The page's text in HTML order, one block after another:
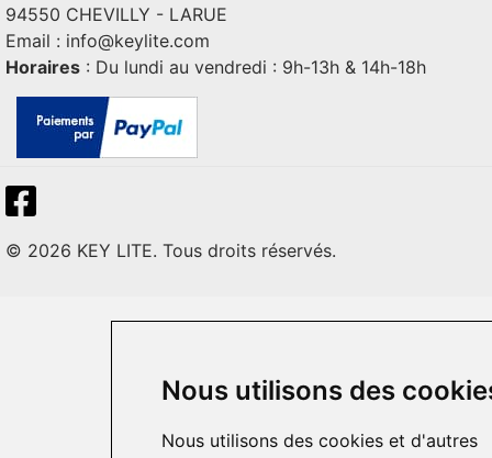
Nous utilisons des
Nous utilisons des cookies et d'autres
94550 CHEVILLY - LARUE
Email : info@keylite.com
Horaires : Du lundi au vendredi : 9h-13h & 14h-18h
© 2026 KEY LITE. Tous droits réservés.